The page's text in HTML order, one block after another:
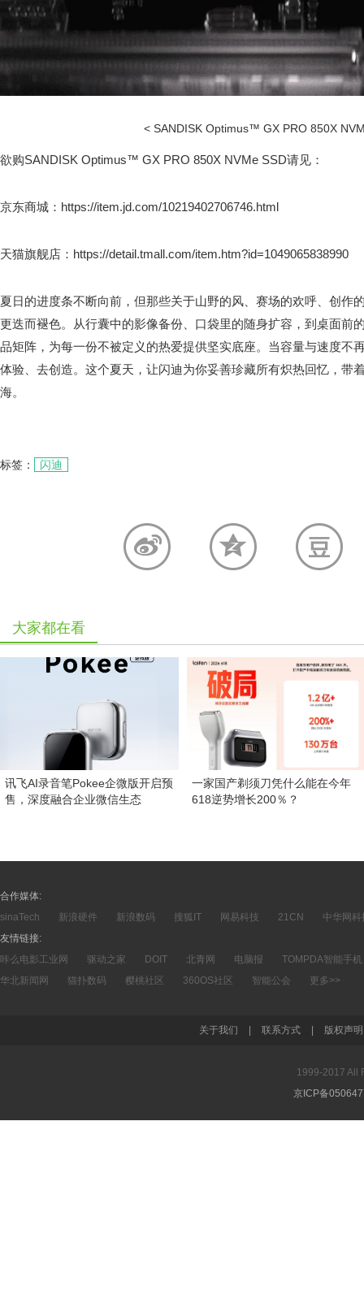
< SANDISK Optimus™ GX PRO 850X
欲购SANDISK Optimus™ GX PRO 850X NVMe SSD请见：
京东商城：https://item.jd.com/10219402706746.html
天猫旗舰店：https://detail.tmall.com/item.htm?id=1049065838990
夏日的进度条不断向前，但那些关于山野的风、赛场的欢呼、创作
更迭而褪色。从行囊中的影像备份、口袋里的随身扩容，到桌面前
品矩阵，为每一份不被定义的热爱提供坚实底座。当容量与速度不
体验、去创造。这个夏天，让闪迪为你妥善珍藏所有炽热回忆，带
海。
标签： 闪迪
大家都在看
讯飞AI录音笔Pokee企微版开启预
售，深度融合企业微信生态
一家国产剃须刀凭什么能在今年
618逆势增长200％？
合作媒体:
sinaTech
新浪硬件 新浪数码 搜狐IT 网易科技 21CN
中华网科
友情链接:
咔么电影工业网
驱动之家 DOIT 北青网 电脑报
TOMPDA智能手机
华北新闻网
猫扑数码 樱桃社区 360OS社区 智能公会 更多>>
关于我们 联系方式 版权声明
1999-2017 All
京ICP备